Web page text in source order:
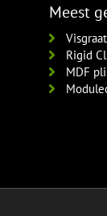
Meest
Rigid
MDF